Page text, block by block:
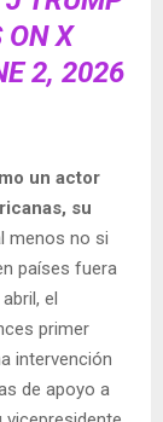
ON X
2, 2026
un actor
su
menos no si
países fuera
el
primer
intervención
de apoyo a